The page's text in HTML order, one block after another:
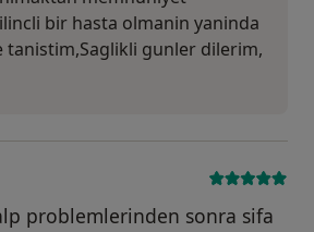
bir hasta olmanin yaninda
tanistim,Saglikli gunler dilerim,
problemlerinden sonra sifa